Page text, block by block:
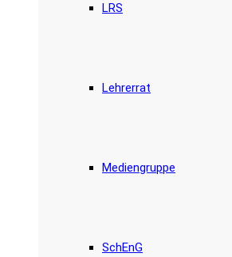
LRS
Lehrerrat
Mediengruppe
SchEnG